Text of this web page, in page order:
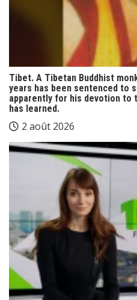
Tibet. A Tibetan Buddhist
years has been sentenced to
apparently for his devotion to
has learned.
2 août 2026